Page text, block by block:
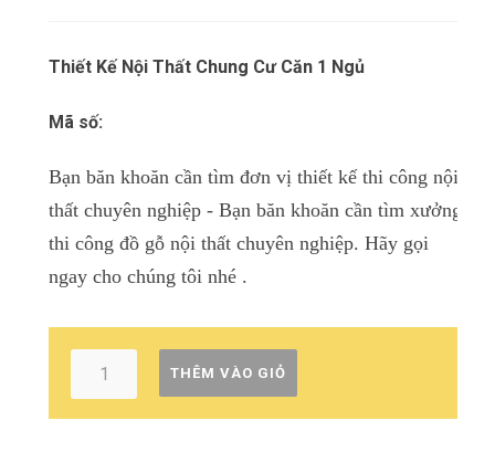
Thiết Kế Nội Thất Chung Cư Căn 1 Ngủ
Mã số:
Bạn băn khoăn cần tìm đơn vị thiết kế thi công nội
thất chuyên nghiệp - Bạn băn khoăn cần tìm xưởng
thi công đồ gỗ nội thất chuyên nghiệp. Hãy gọi
ngay cho chúng tôi nhé .
THÊM VÀO GIỎ